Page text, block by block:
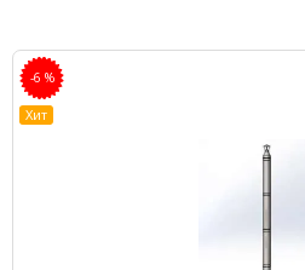
-6 %
Хит